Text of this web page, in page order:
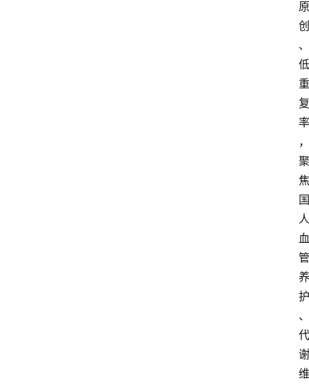
原
创
、
低
重
复
率
，
聚
焦
国
人
血
管
养
护
、
代
谢
维